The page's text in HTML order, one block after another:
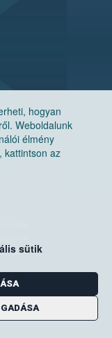
hogyan
Weboldalunk
élmény
kattintson az
sütik
30.